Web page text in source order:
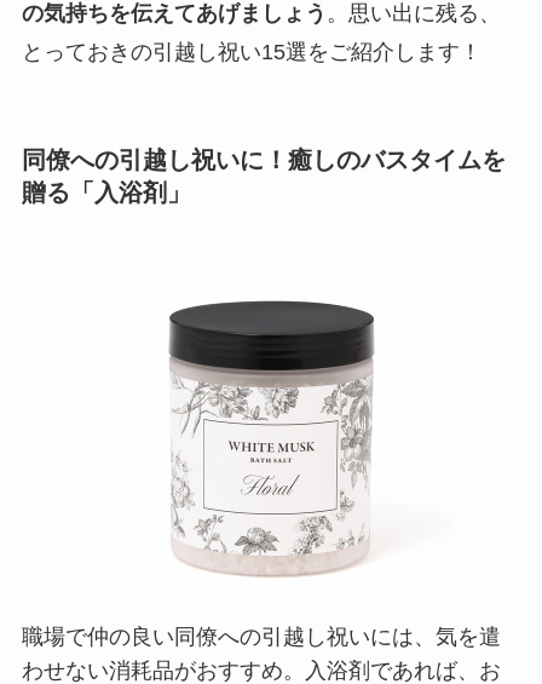
の気持ちを伝えてあげましょう 。思い出に残る、
とっておきの引越し祝い15選をご紹介します！
同僚への引越し祝いに！癒しのバスタイムを
贈る「入浴剤」
職場で仲の良い同僚への引越し祝いには、気を遣
わせない消耗品がおすすめ。入浴剤であれば、お